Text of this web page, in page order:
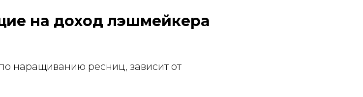
на доход лэшмейкера
наращиванию ресниц, зависит от